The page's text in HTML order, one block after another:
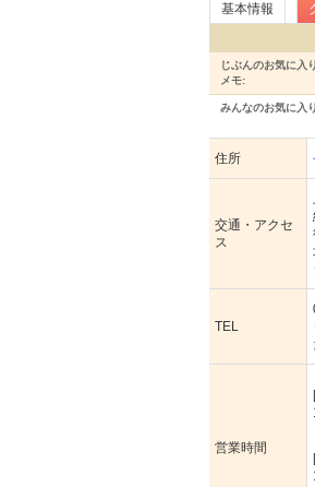
基本情報
じぶんのお気に入
メモ:
みんなのお気に入
住所
交通・アクセ
ス
TEL
営業時間